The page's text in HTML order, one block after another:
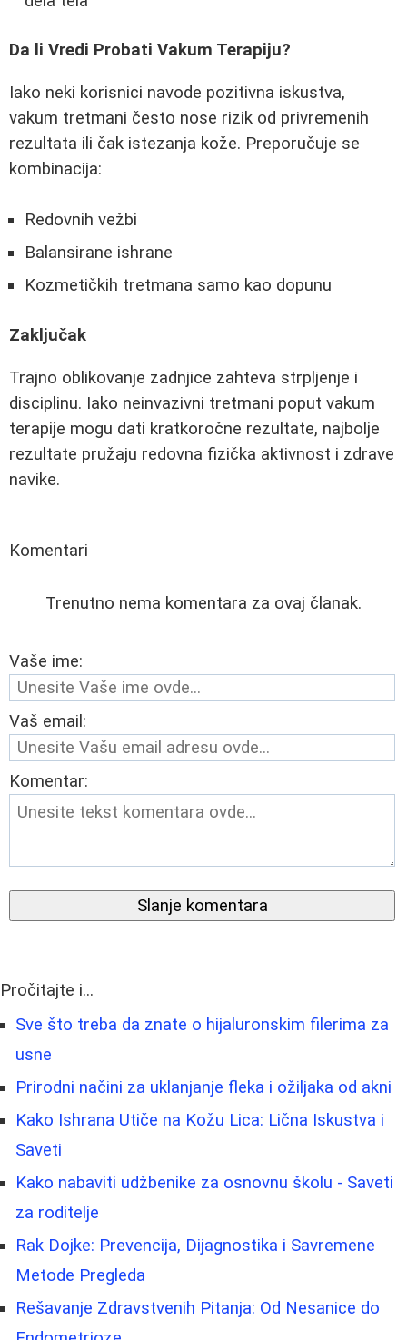
Da li Vredi Probati Vakum Terapiju?
Iako neki korisnici navode pozitivna iskustva,
vakum tretmani često nose rizik od privremenih
rezultata ili čak istezanja kože. Preporučuje se
kombinacija:
Redovnih vežbi
Balansirane ishrane
Kozmetičkih tretmana samo kao dopunu
Zaključak
Trajno oblikovanje zadnjice zahteva strpljenje i
disciplinu. Iako neinvazivni tretmani poput vakum
terapije mogu dati kratkoročne rezultate, najbolje
rezultate pružaju redovna fizička aktivnost i zdrave
navike.
Komentari
Trenutno nema komentara za ovaj članak.
Vaše ime:
Vaš email:
Komentar:
Slanje komentara
Pročitajte i...
Sve što treba da znate o hijaluronskim filerima za
usne
Prirodni načini za uklanjanje fleka i ožiljaka od akni
Kako Ishrana Utiče na Kožu Lica: Lična Iskustva i
Saveti
Kako nabaviti udžbenike za osnovnu školu - Saveti
za roditelje
Rak Dojke: Prevencija, Dijagnostika i Savremene
Metode Pregleda
Rešavanje Zdravstvenih Pitanja: Od Nesanice do